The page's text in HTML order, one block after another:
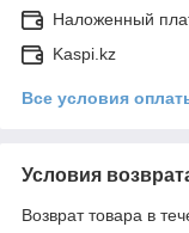
Наложенный
Kaspi.kz
Все условия
Условия
Возврат товара в